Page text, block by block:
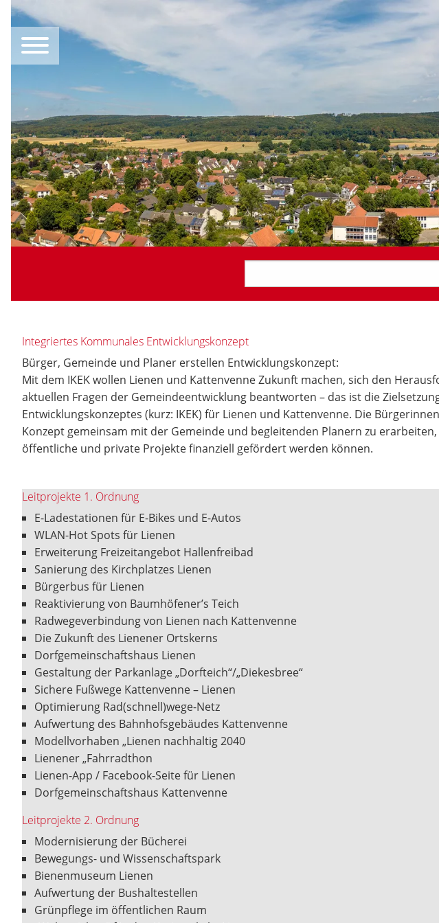
Integriertes Kommunales Entwicklungskonzept
Bürger, Gemeinde und Planer erstellen Entwicklungskonzept:
Mit dem IKEK wollen Lienen und Kattenvenne Zukunft machen, sich den
aktuellen Fragen der Gemeindeentwicklung beantworten – das ist die
Entwicklungskonzeptes (kurz: IKEK) für Lienen und Kattenvenne. Die
Konzept gemeinsam mit der Gemeinde und begleitenden Planern zu
öffentliche und private Projekte finanziell gefördert werden können.
Leitprojekte 1. Ordnung
E-Ladestationen für E-Bikes und E-Autos
WLAN-Hot Spots für Lienen
Erweiterung Freizeitangebot Hallenfreibad
Sanierung des Kirchplatzes Lienen
Bürgerbus für Lienen
Reaktivierung von Baumhöfener’s Teich
Radwegeverbindung von Lienen nach Kattenvenne
Die Zukunft des Lienener Ortskerns
Dorfgemeinschaftshaus Lienen
Gestaltung der Parkanlage „Dorfteich“/„Diekesbree“
Sichere Fußwege Kattenvenne – Lienen
Optimierung Rad(schnell)wege-Netz
Aufwertung des Bahnhofsgebäudes Kattenvenne
Modellvorhaben „Lienen nachhaltig 2040
Lienener „Fahrradthon
Lienen-App / Facebook-Seite für Lienen
Dorfgemeinschaftshaus Kattenvenne
Leitprojekte 2. Ordnung
Modernisierung der Bücherei
Bewegungs- und Wissenschaftspark
Bienenmuseum Lienen
Aufwertung der Bushaltestellen
Grünpflege im öffentlichen Raum